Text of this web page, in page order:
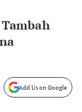
Add Us on Google